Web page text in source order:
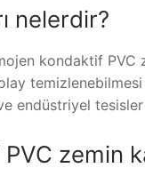
nelerdir?
kondaktif PVC
temizlenebilmesi
endüstriyel
zemin